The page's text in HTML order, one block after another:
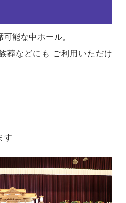
可能な中ホール。
葬などにも ご利用いただけ
す